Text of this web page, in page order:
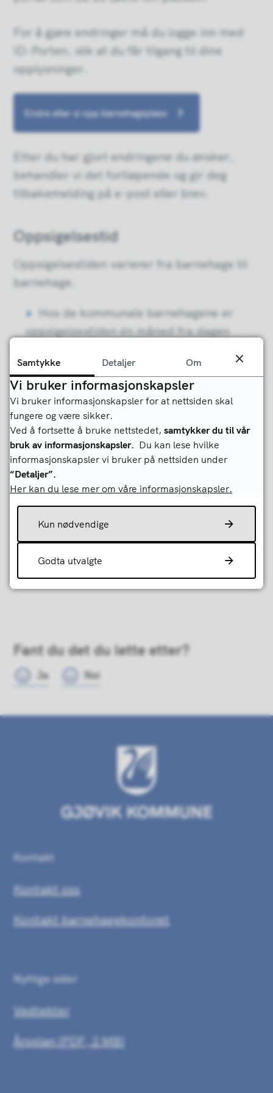
For å gjøre endringer må du logge inn med
ID-Porten, slik at du får tilgang til dine
opplysninger.
Endre eller si opp barnehageplass
Etter du har gjort endringene du ønsker,
behandler vi det fortløpende og gir deg
tilbakemelding på e-post eller brev.
Oppsigelsestid
Oppsigelsestiden varierer fra barnehage til
barnehage.
Hos de kommunale barnehagene er
oppsigelsestiden én måned fra dagen
Hos de private barnehagene varierer
det. Fristen er definert i den enkelte
barnehages vedtekter.
Oppsigelsen vil bli behandlet og du vil få
beskjed om siste dag for bruk og betaling for
plassen, avhengig av oppsigelsestid.
Fant du det du lette etter?
Ja Nei
Kontakt
Kontakt oss
Kontakt barnehagekontoret
Nyttige sider
Vedtekter
Årsplan(PDF, 2 MB)
Samtykke Detaljer Om
Vi bruker informasjonskapsler
Vi bruker informasjonskapsler for at nettsiden skal
fungere og være sikker.
Ved å fortsette å bruke nettstedet, samtykker du til vår
bruk av informasjonskapsler. Du kan lese hvilke
informasjonskapsler vi bruker på nettsiden under
“Detaljer”.
Her kan du lese mer om våre informasjonskapsler.
Kun nødvendige
Godta utvalgte